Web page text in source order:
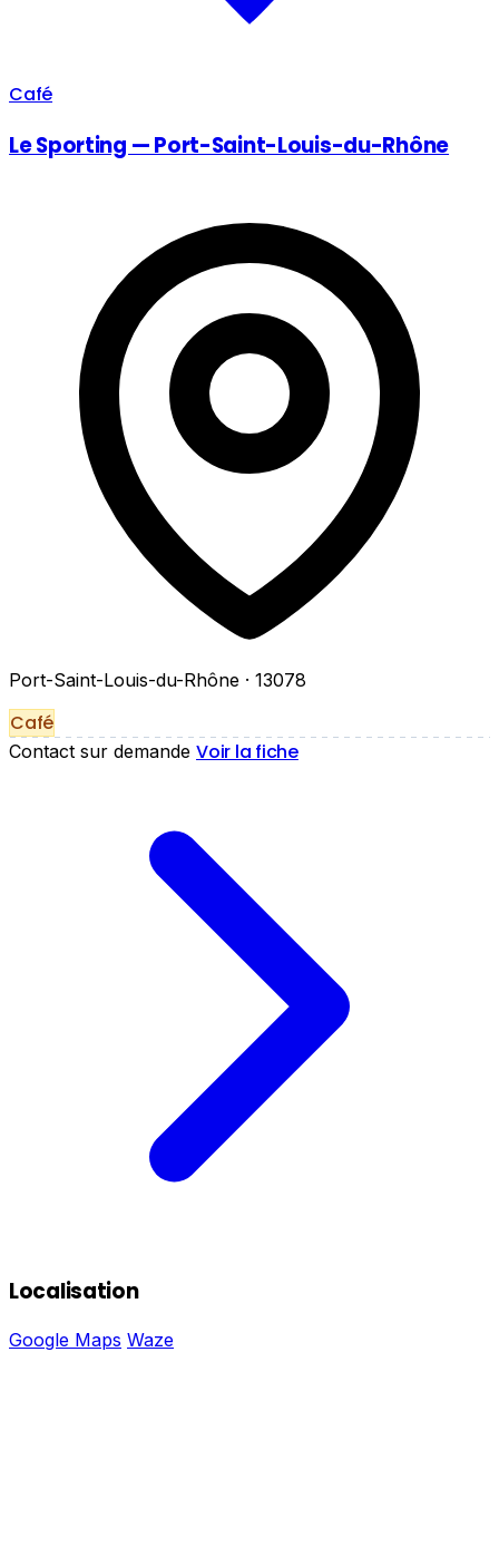
Café
Le Sporting — Port-Saint-Louis-du-Rhône
Port-Saint-Louis-du-Rhône · 13078
Café
Contact sur demande Voir la fiche
Localisation
Google Maps Waze